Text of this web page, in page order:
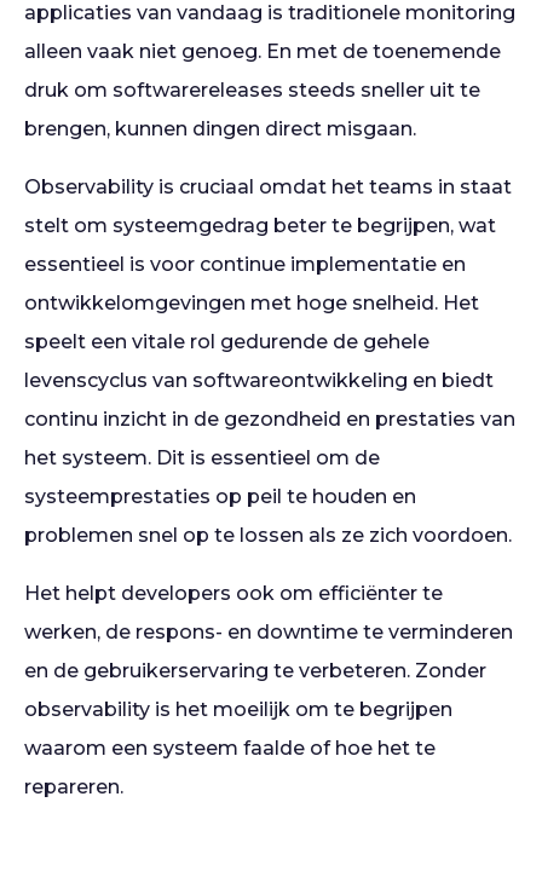
applicaties van vandaag is traditionele monitoring
alleen vaak niet genoeg. En met de toenemende
druk om softwarereleases steeds sneller uit te
brengen, kunnen dingen direct misgaan.
Observability is cruciaal omdat het teams in staat
stelt om systeemgedrag beter te begrijpen, wat
essentieel is voor continue implementatie en
ontwikkelomgevingen met hoge snelheid. Het
speelt een vitale rol gedurende de gehele
levenscyclus van softwareontwikkeling en biedt
continu inzicht in de gezondheid en prestaties van
het systeem. Dit is essentieel om de
systeemprestaties op peil te houden en
problemen snel op te lossen als ze zich voordoen.
Het helpt developers ook om efficiënter te
werken, de respons- en downtime te verminderen
en de gebruikerservaring te verbeteren. Zonder
observability is het moeilijk om te begrijpen
waarom een systeem faalde of hoe het te
repareren.